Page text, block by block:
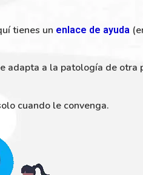
tienes un enlace de ayuda
adapta a la patología de otra
cuando le convenga.